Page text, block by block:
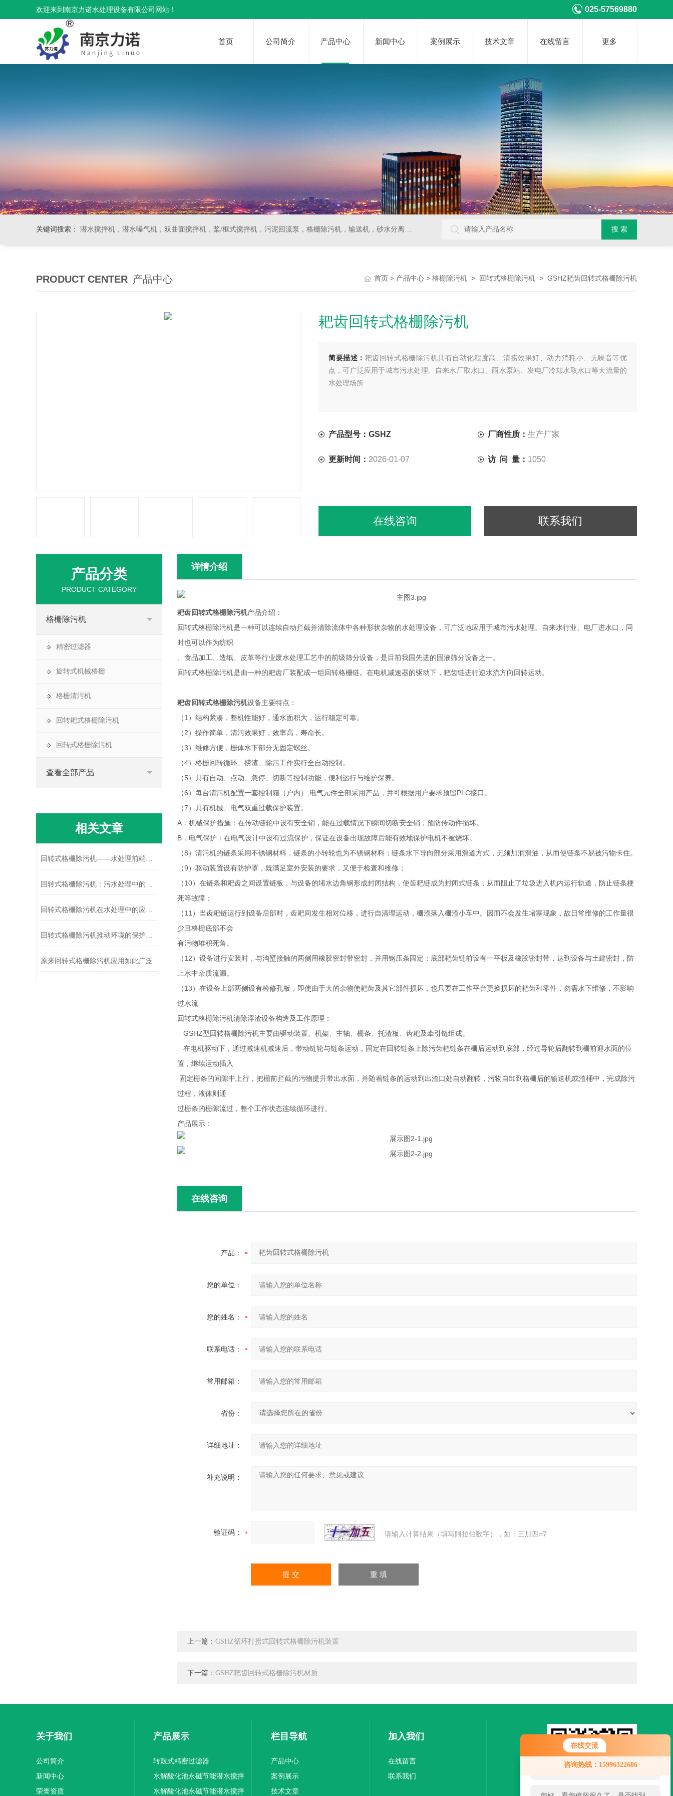
在线交流
咨询热线：15996322686
您好！欢迎前来咨询，很高兴为您
服务，请问您要咨询什么问题呢？
欢迎来到南京力诺水处理设备有限公司网站！ 025-57569880
首页 公司简介 产品中心 新闻中心 案例展示 技术文章 在线留言 更多
关键词搜索： 潜水搅拌机，潜水曝气机，双曲面搅拌机，桨/框式搅拌机，污泥回流泵，格栅除污机，输送机，砂水分离器等水处理设备
PRODUCT CENTER 产品中心 首页 > 产品中心 > 格栅除污机 > 回转式格栅除污机 > GSHZ耙齿回转式格栅除污机
耙齿回转式格栅除污机
简要描述： 耙齿回转式格栅除污机具有自动化程度高、清捞效果好、动力消耗小、无噪音等优
点，可广泛应用于城市污水处理、自来水厂取水口、雨水泵站、发电厂冷却水取水口等大流量的
水处理场所
产品型号：GSHZ 厂商性质： 生产厂家
更新时间： 2026-01-07 访 问 量： 1050
在线咨询 联系我们
详情介绍
耙齿回转式格栅除污机产品介绍：
回转式格栅除污机是一种可以连续自动拦截并清除流体中各种形状杂物的水处理设备，可广泛地应用于城市污水处理。自来水行业、电厂进水口，同
时也可以作为纺织
、食品加工、造纸、皮革等行业废水处理工艺中的前级筛分设备，是目前我国先进的固液筛分设备之一。
回转式格栅除污机是由一种的耙齿厂装配成一组回转格栅链。在电机减速器的驱动下，耙齿链进行逆水流方向回转运动。
耙齿回转式格栅除污机设备主要特点：
（1）结构紧凑，整机性能好，通水面积大，运行稳定可靠。
（2）操作简单，清污效果好，效率高，寿命长。
（3）维修方便，栅体水下部分无固定螺丝。
（4）格栅回转循环、捞渣、除污工作实行全自动控制。
（5）具有自动、点动、急停、切断等控制功能，便利运行与维护保养。
（6）每台清污机配置一套控制箱（户内）,电气元件全部采用产品，并可根据用户要求预留PLC接口。
（7）具有机械、电气双重过载保护装置。
A．机械保护措施：在传动链轮中设有安全销，能在过载情况下瞬间切断安全销，预防传动件损坏。
B．电气保护：在电气设计中设有过流保护，保证在设备出现故障后能有效地保护电机不被烧坏。
（8）清污机的链条采用不锈钢材料，链条的小转轮也为不锈钢材料；链条水下导向部分采用滑道方式，无须加润滑油，从而使链条不易被污物卡住。
（9）驱动装置设有防护罩，既满足室外安装的要求，又便于检查和维修；
（10）在链条和耙齿之间设置链板，与设备的堵水边角钢形成封闭结构，使齿耙链成为封闭式链条，从而阻止了垃圾进入机内运行轨道，防止链条梗
死等故障；
（11）当齿耙链运行到设备后部时，齿耙间发生相对位移，进行自清理运动，栅渣落入栅渣小车中。因而不会发生堵塞现象，故日常维修的工作量很
少且格栅底部不会
有污物堆积死角。
（12）设备进行安装时，与沟壁接触的两侧用橡胶密封带密封，并用钢压条固定；底部耙齿链前设有一平板及橡胶密封带，达到设备与土建密封，防
止水中杂质流漏。
（13）在设备上部两侧设有检修孔板，即使由于大的杂物使耙齿及其它部件损坏，也只要在工作平台更换损坏的耙齿和零件，勿需水下维修，不影响
过水流
回转式格栅除污机清除浮渣设备构造及工作原理：
GSHZ型回转格栅除污机主要由驱动装置、机架、主轴、栅条、托渣板、齿耙及牵引链组成。
在电机驱动下，通过减速机减速后，带动链轮与链条运动，固定在回转链条上除污齿耙链条在栅后运动到底部，经过导轮后翻转到栅前迎水面的位
置，继续运动插入
固定栅条的间隙中上行，把栅前拦截的污物提升带出水面，并随着链条的运动到出渣口处自动翻转，污物自卸到格栅后的输送机或渣桶中，完成除污
过程，液体则通
过栅条的栅隙流过，整个工作状态连续循环进行。
产品展示：
在线咨询
产品：
您的单位：
您的姓名：
联系电话：
常用邮箱：
省份：
详细地址：
补充说明：
验证码： 请输入计算结果（填写阿拉伯数字），如：三加四=7
上一篇： GSHZ循环打捞式回转式格栅除污机装置
下一篇： GSHZ耙齿回转式格栅除污机材质
产品分类
PRODUCT CATEGORY
格栅除污机
精密过滤器
旋转式机械格栅
格栅清污机
回转耙式格栅除污机
回转式格栅除污机
查看全部产品
相关文章
回转式格栅除污机——水处理前端拦截的连续作业设备
回转式格栅除污机：污水处理中的高效固液分离器
回转式格栅除污机在水处理中的应用效果分析
回转式格栅除污机推动环境的保护和可持续发展
原来回转式格栅除污机应用如此广泛
关于我们
公司简介
新闻中心
荣誉资质
产品展示
转鼓式精密过滤器
水解酸化池永磁节能潜水搅拌
机厂家供应
水解酸化池永磁节能潜水搅拌
栏目导航
产品中心
案例展示
技术文章
加入我们
在线留言
联系我们